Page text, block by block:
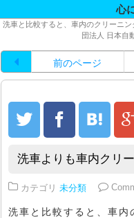
心
洗車と比較すると、車内のクリーニ
団法人 日本自
前のページ
洗車よりも車内クリ
カテゴリ 未分類
洗車と比較すると、車内